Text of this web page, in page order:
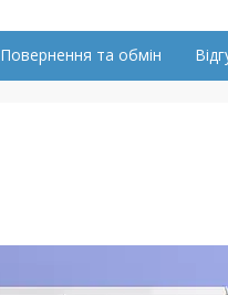
Повернення та обмін